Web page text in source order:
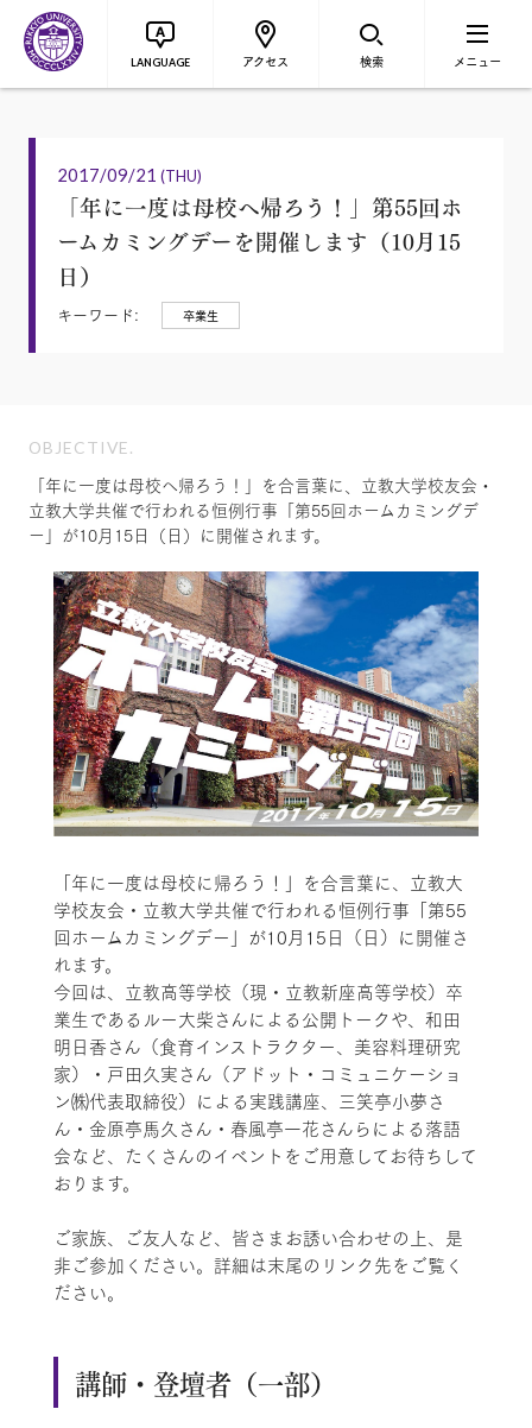
LANGUAGE アクセス 検索 メニュー
2017/09/21 (THU)
「年に一度は母校へ帰ろう！」第55回ホ
ームカミングデーを開催します（10月15
日）
キーワード: 卒業生
OBJECTIVE.
「年に一度は母校へ帰ろう！」を合言葉に、立教大学校友会・
立教大学共催で行われる恒例行事「第55回ホームカミングデ
ー」が10月15日（日）に開催されます。
「年に一度は母校に帰ろう！」を合言葉に、立教大
学校友会・立教大学共催で行われる恒例行事「第55
回ホームカミングデー」が10月15日（日）に開催さ
れます。
今回は、立教高等学校（現・立教新座高等学校）卒
業生であるルー大柴さんによる公開トークや、和田
明日香さん（食育インストラクター、美容料理研究
家）・戸田久実さん（アドット・コミュニケーショ
ン㈱代表取締役）による実践講座、三笑亭小夢さ
ん・金原亭馬久さん・春風亭一花さんらによる落語
会など、たくさんのイベントをご用意してお待ちして
おります。
ご家族、ご友人など、皆さまお誘い合わせの上、是
非ご参加ください。詳細は末尾のリンク先をご覧く
ださい。
講師・登壇者（一部）